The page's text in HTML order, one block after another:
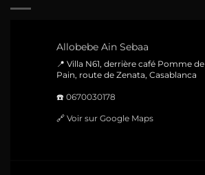
Allobebe Ain Sebaa
📍 Villa N61, derrière café Pomme de
Pain, route de Zenata, Casablanca
☎️ 0670030178
🔗 Voir sur Google Maps